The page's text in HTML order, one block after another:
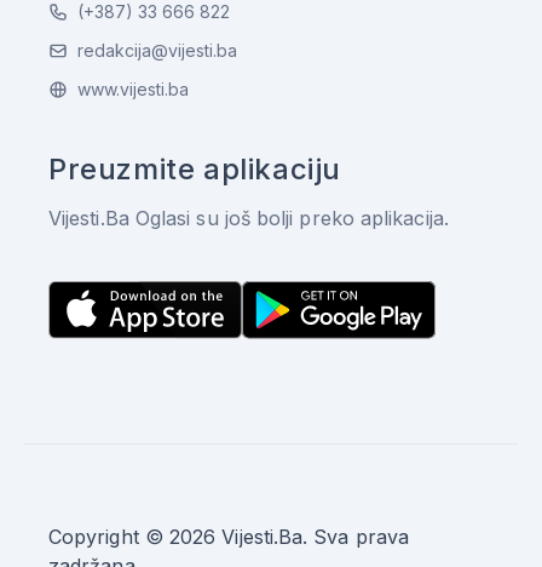
(+387) 33 666 822
redakcija@vijesti.ba
www.vijesti.ba
Preuzmite aplikaciju
Vijesti.Ba Oglasi su još bolji preko aplikacija.
Copyright © 2026 Vijesti.Ba. Sva prava